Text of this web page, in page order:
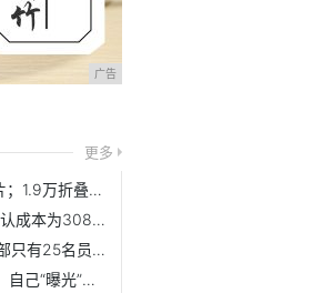
广告
更多
华为发布六大新品、两款芯片；1.9万折叠屏再升级
外媒拆解小米10 256GB，确认成本为3085元
89岁身家819亿美元 公司总部只有25名员工 赚得却比工商银行还多
苹果官网惊现无刘海iPhone，自己“曝光”新iPhone